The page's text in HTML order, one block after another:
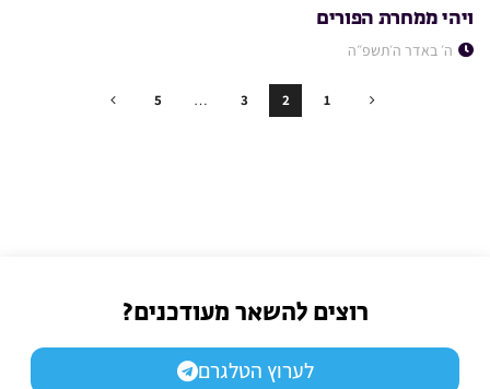
ויהי ממחרת הפורים
ה׳ באדר ה׳תשפ״ה
1
2
3
…
5
רוצים להשאר מעודכנים?
לערוץ הטלגרם